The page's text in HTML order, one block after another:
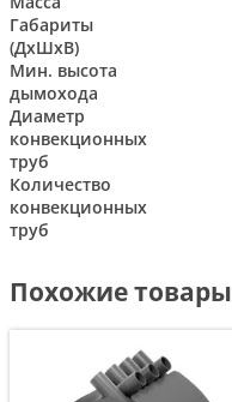
Габариты
(ДхШхВ)
Мин. высота
дымохода
Диаметр
конвекционных
труб
Количество
конвекционных
труб
Похожие товары